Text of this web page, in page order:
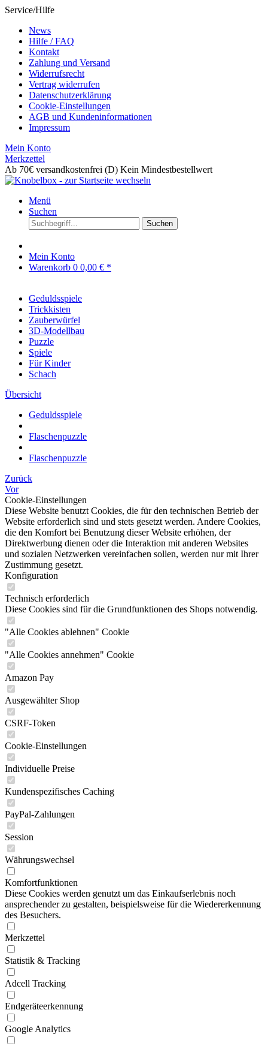
Service/Hilfe
News
Hilfe / FAQ
Kontakt
Zahlung und Versand
Widerrufsrecht
Vertrag widerrufen
Datenschutzerklärung
Cookie-Einstellungen
AGB und Kundeninformationen
Impressum
Mein Konto
Merkzettel
Ab 70€ versandkostenfrei (D) Kein Mindestbestellwert
Menü
Suchen
Suchen
Mein Konto
Warenkorb 0 0,00 € *
Geduldsspiele
Trickkisten
Zauberwürfel
3D-Modellbau
Puzzle
Spiele
Für Kinder
Schach
Übersicht
Geduldsspiele
Flaschenpuzzle
Flaschenpuzzle
Zurück
Vor
Cookie-Einstellungen
Diese Website benutzt Cookies, die für den technischen Betrieb der
Website erforderlich sind und stets gesetzt werden. Andere Cookies,
die den Komfort bei Benutzung dieser Website erhöhen, der
Direktwerbung dienen oder die Interaktion mit anderen Websites
und sozialen Netzwerken vereinfachen sollen, werden nur mit Ihrer
Zustimmung gesetzt.
Konfiguration
Technisch erforderlich
Diese Cookies sind für die Grundfunktionen des Shops notwendig.
"Alle Cookies ablehnen" Cookie
"Alle Cookies annehmen" Cookie
Amazon Pay
Ausgewählter Shop
CSRF-Token
Cookie-Einstellungen
Individuelle Preise
Kundenspezifisches Caching
PayPal-Zahlungen
Session
Währungswechsel
Komfortfunktionen
Diese Cookies werden genutzt um das Einkaufserlebnis noch
ansprechender zu gestalten, beispielsweise für die Wiedererkennung
des Besuchers.
Merkzettel
Statistik & Tracking
Adcell Tracking
Endgeräteerkennung
Google Analytics